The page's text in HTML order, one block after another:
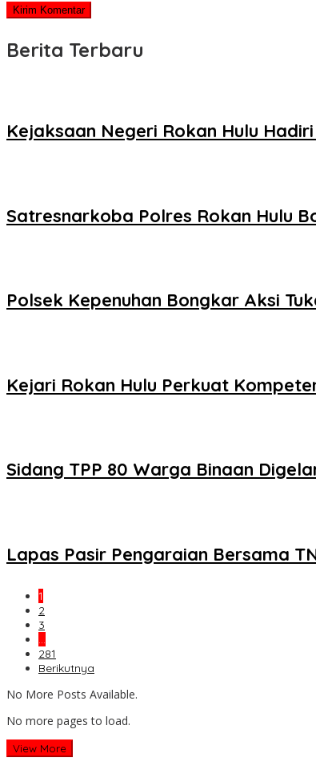
Berita Terbaru
Kejaksaan Negeri Rokan Hulu
Satresnarkoba Polres Rokan Hulu
Polsek Kepenuhan Bongkar Aksi
Kejari Rokan Hulu Perkuat
Sidang TPP 80 Warga Binaan
Lapas Pasir Pengaraian Bersama
1
2
3
…
281
Berikutnya
No More Posts Available.
No more pages to load.
View More